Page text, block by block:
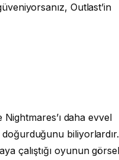
Outlast’in
daha evvel
çalıştığı oyunun